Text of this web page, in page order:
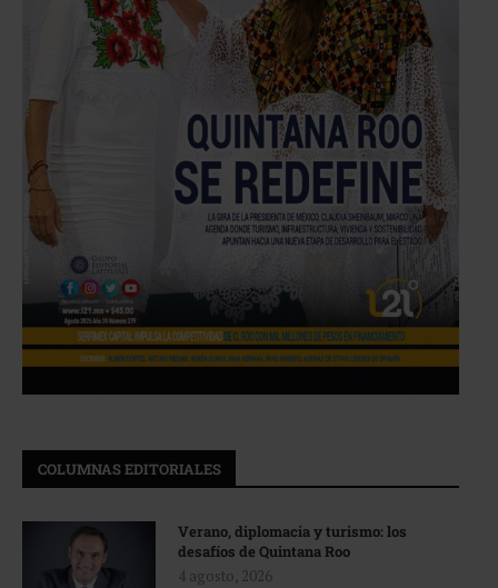
COLUMNAS EDITORIALES
Verano, diplomacia y turismo: los
desafíos de Quintana Roo
4 agosto, 2026